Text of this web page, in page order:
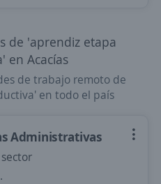
de 'aprendiz etapa
en Acacías
de trabajo remoto de
en todo el país
Administrativas